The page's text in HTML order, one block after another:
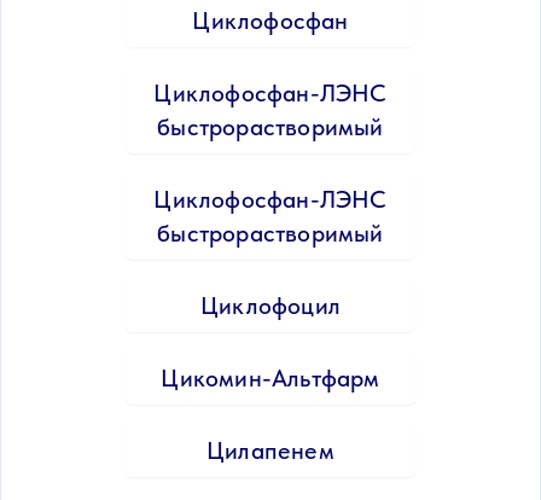
Циклофосфан
Циклофосфан-ЛЭНС
быстрорастворимый
Циклофосфан-ЛЭНС
быстрорастворимый
Циклофоцил
Цикомин-Альтфарм
Цилапенем